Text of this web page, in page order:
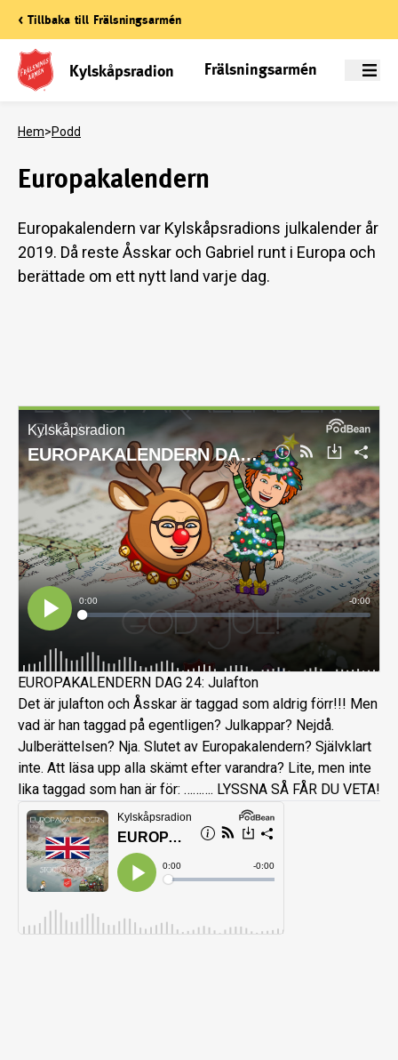
< Tillbaka till Frälsningsarmén
Kylskåpsradion Frälsningsarmén Meny
Hem>Podd
Europakalendern
Europakalendern var Kylskåpsradions julkalender år
2019. Då reste Åsskar och Gabriel runt i Europa och
berättade om ett nytt land varje dag.
EUROPAKALENDERN DAG 24: Julafton
Det är julafton och Åsskar är taggad som aldrig förr!!! Men
vad är han taggad på egentligen? Julkappar? Nejdå.
Julberättelsen? Nja. Slutet av Europakalendern? Självklart
inte. Att läsa upp alla skämt efter varandra? Lite, men inte
lika taggad som han är för: ………. LYSSNA SÅ FÅR DU VETA!